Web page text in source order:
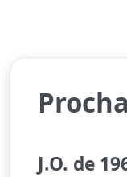
J.O. de